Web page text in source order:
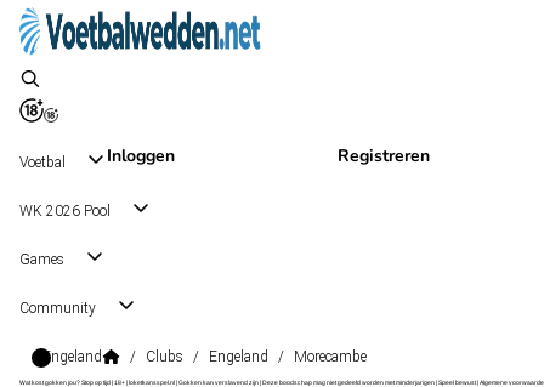
Inloggen Registreren
Voetbal
WK 2026 Pool
Games
Community
Engeland / Clubs / Engeland / Morecambe
Wat kost gokken jou? Stop op tijd | 18+ | loketkansspel.nl | Gokken kan verslavend zijn | Deze boodschap mag niet gedeeld worden met minderjarigen | Speel bewust | Algemene